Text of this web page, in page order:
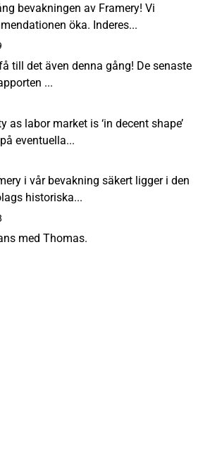
bevakningen av Framery! Vi
öka. Inderes...
till det även denna gång! De senaste
...
labor market is ‘in decent shape’
eventuella...
i vår bevakning säkert ligger i den
historiska...
med Thomas.